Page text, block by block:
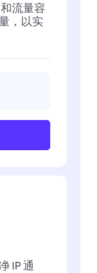
流量容
，以实
IP 通